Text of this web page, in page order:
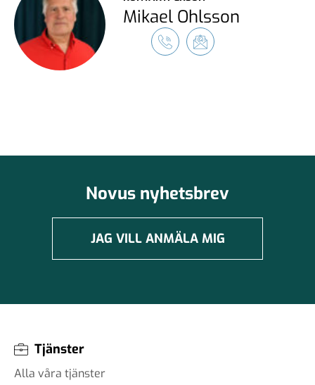
Mikael Ohlsson
Novus nyhetsbrev
JAG VILL ANMÄLA MIG
Tjänster
Alla våra tjänster